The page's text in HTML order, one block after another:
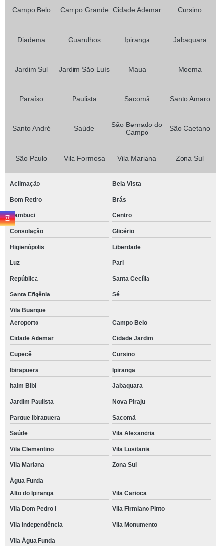
Campo Belo Campo Grande Cidade Ademar Cursino
Diadema Guarulhos Ipiranga Jabaquara
Jardim Sul Jardim São Luís Maua Moema
Paraíso Paulista Sacomã Santo Amaro
Santo André Saúde
São Bernado do
Campo
São Caetano
São Paulo Vila Formosa Vila Mariana Zona Sul
Aclimação Bela Vista
Bom Retiro Brás
Cambuci Centro
Consolação Glicério
Higienópolis Liberdade
Luz Pari
República Santa Cecília
Santa Efigênia Sé
Vila Buarque
Aeroporto
Campo Belo
Cidade Ademar Cidade Jardim
Cupecê Cursino
Ibirapuera Ipiranga
Itaim Bibi Jabaquara
Jardim Paulista Nova Piraju
Parque Ibirapuera Sacomã
Saúde Vila Alexandria
Vila Clementino Vila Lusitania
Vila Mariana Zona Sul
Água Funda
Alto do Ipiranga
Vila Carioca
Vila Dom Pedro I Vila Firmiano Pinto
Vila Independência Vila Monumento
Vila Água Funda